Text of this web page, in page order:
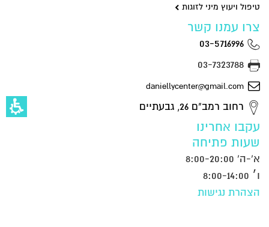
טיפול ויעוץ מיני לזוגות
צרו עמנו קשר
daniellycenter@gmail.com
רחוב רמב"ם 26, גבעתיים
עקבו אחרינו
שעות פתיחה
א'-ה' 8:00-20:00
ו׳ 8:00-14:00
הצהרת נגישות